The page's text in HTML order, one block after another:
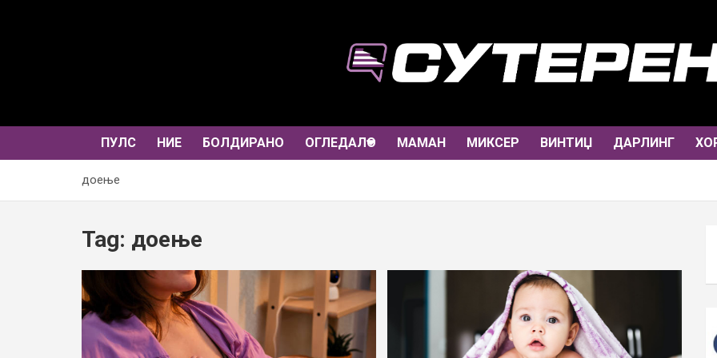
ПУЛС НИЕ БОЛДИРАНО ОГЛЕДАЛО МАМАН МИКСЕР ВИНТИЏ ДАРЛИНГ
доење
Tag: доење